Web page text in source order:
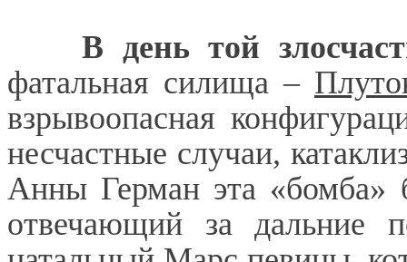
В день той
фатальная силища –
взрывоопасная
несчастные случаи,
Анны Герман эта «бомба»
отвечающий за дальние